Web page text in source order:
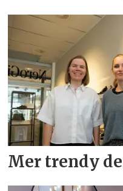
Mer trendy